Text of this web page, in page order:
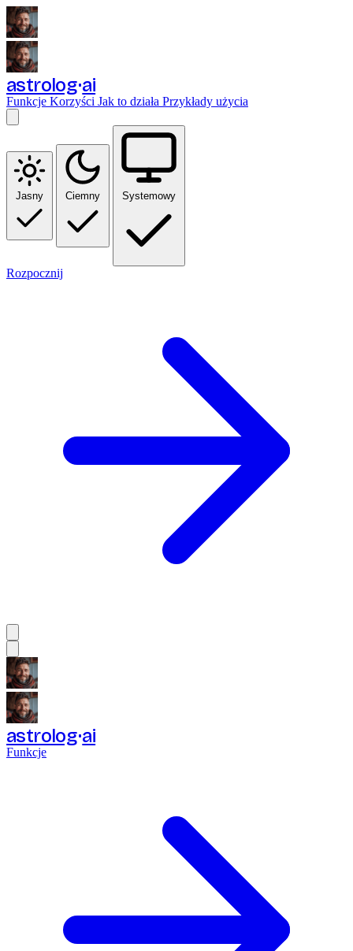
astrolog ai
Funkcje Korzyści Jak to działa Przykłady użycia
Jasny Ciemny Systemowy
Rozpocznij
astrolog ai
Funkcje